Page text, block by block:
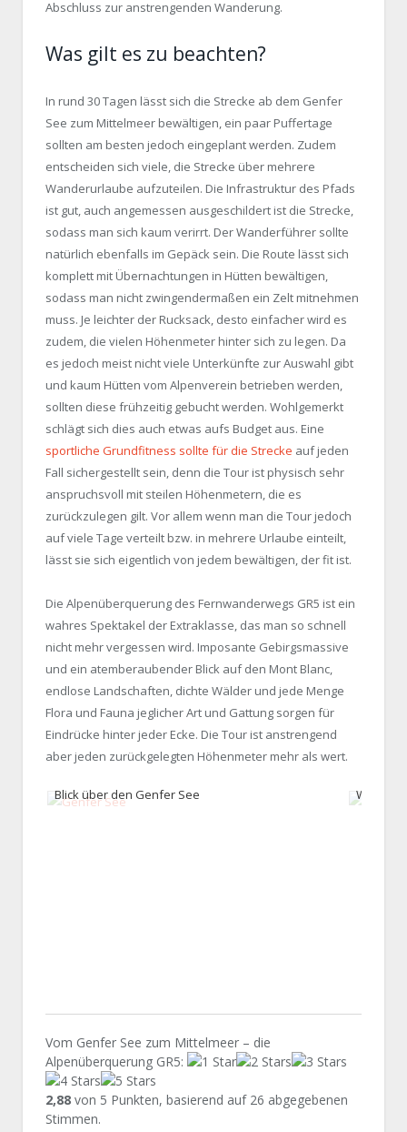
Abschluss zur anstrengenden Wanderung.
Was gilt es zu beachten?
In rund 30 Tagen lässt sich die Strecke ab dem Genfer
See zum Mittelmeer bewältigen, ein paar Puffertage
sollten am besten jedoch eingeplant werden. Zudem
entscheiden sich viele, die Strecke über mehrere
Wanderurlaube aufzuteilen. Die Infrastruktur des Pfads
ist gut, auch angemessen ausgeschildert ist die Strecke,
sodass man sich kaum verirrt. Der Wanderführer sollte
natürlich ebenfalls im Gepäck sein. Die Route lässt sich
komplett mit Übernachtungen in Hütten bewältigen,
sodass man nicht zwingendermaßen ein Zelt mitnehmen
muss. Je leichter der Rucksack, desto einfacher wird es
zudem, die vielen Höhenmeter hinter sich zu legen. Da
es jedoch meist nicht viele Unterkünfte zur Auswahl gibt
und kaum Hütten vom Alpenverein betrieben werden,
sollten diese frühzeitig gebucht werden. Wohlgemerkt
schlägt sich dies auch etwas aufs Budget aus. Eine
sportliche Grundfitness sollte für die Strecke auf jeden
Fall sichergestellt sein, denn die Tour ist physisch sehr
anspruchsvoll mit steilen Höhenmetern, die es
zurückzulegen gilt. Vor allem wenn man die Tour jedoch
auf viele Tage verteilt bzw. in mehrere Urlaube einteilt,
lässt sie sich eigentlich von jedem bewältigen, der fit ist.
Die Alpenüberquerung des Fernwanderwegs GR5 ist ein
wahres Spektakel der Extraklasse, das man so schnell
nicht mehr vergessen wird. Imposante Gebirgsmassive
und ein atemberaubender Blick auf den Mont Blanc,
endlose Landschaften, dichte Wälder und jede Menge
Flora und Fauna jeglicher Art und Gattung sorgen für
Eindrücke hinter jeder Ecke. Die Tour ist anstrengend
aber jeden zurückgelegten Höhenmeter mehr als wert.
Blick über den Genfer See
Vom Genfer See zum Mittelmeer – die
Alpenüberquerung GR5:
2,88 von 5 Punkten, basierend auf 26 abgegebenen
Stimmen.